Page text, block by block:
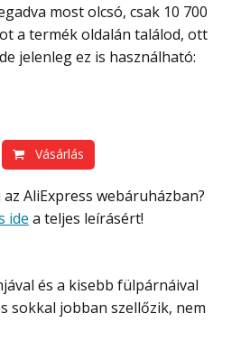
most olcsó, csak 10 700
a termék oldalán találod, ott
jelenleg ez is használható:
Vásárlás
az AliExpress webáruházban?
ide a teljes leírásért!
sokkal jobban szellőzik, nem